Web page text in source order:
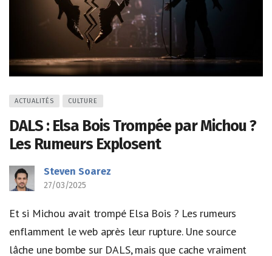
ACTUALITÉS CULTURE
DALS : Elsa Bois Trompée par Michou ?
Les Rumeurs Explosent
Steven Soarez
27/03/2025
Et si Michou avait trompé Elsa Bois ? Les rumeurs
enflamment le web après leur rupture. Une source
lâche une bombe sur DALS, mais que cache vraiment